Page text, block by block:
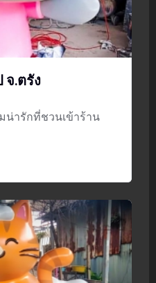
จ.ตรัง
น่ารักที่ชวนเข้าร้าน